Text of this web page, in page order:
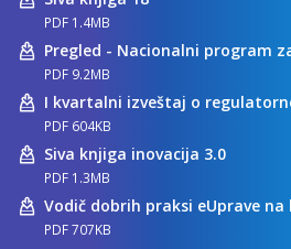
PDF 1.4MB
PDF 9.2MB
I kvartalni izveštaj o
PDF 604KB
Siva knjiga inovacija 3.0
PDF 1.3MB
Vodič dobrih praksi eUprave na
PDF 707KB